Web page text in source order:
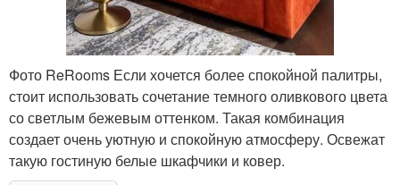
Фото ReRooms Если хочется более спокойной палитры,
стоит использовать сочетание темного оливкового цвета
со светлым бежевым оттенком. Такая комбинация
создает очень уютную и спокойную атмосферу. Освежат
такую гостиную белые шкафчики и ковер.